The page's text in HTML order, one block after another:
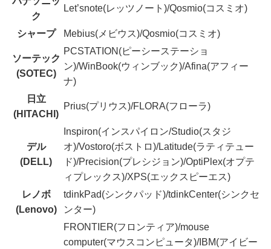
ク
Let’snote(レッツノート)/Qosmio(コスミオ)
シャープ Mebius(メビウス)/Qosmio(コスミオ)
ソーテック
(SOTEC)
PCSTATION(ピーシーステーショ
ン)/WinBook(ウィンブック)/Afina(アフィー
ナ)
日立
(HITACHI)
Prius(プリウス)/FLORA(フローラ)
デル
(DELL)
Inspiron(インスパイロン/Studio(スタジ
オ)/Vostoro(ボストロ)/Latitude(ラティテュー
ド)/Precision(プレシジョン)/OptiPlex(オプテ
ィプレックス)/XPS(エックスピーエス)
レノボ
(Lenovo)
tdinkPad(シンクパッド)/tdinkCenter(シンクセ
ンター)
FRONTIER(フロンティア)/mouse
computer(マウスコンピュータ)/IBM(アイビー